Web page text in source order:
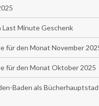
Last Minute Geschenk
für den Monat November
für den Monat Oktober 2025
Baden als